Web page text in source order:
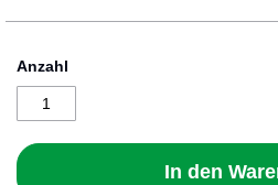
Anzahl
In den